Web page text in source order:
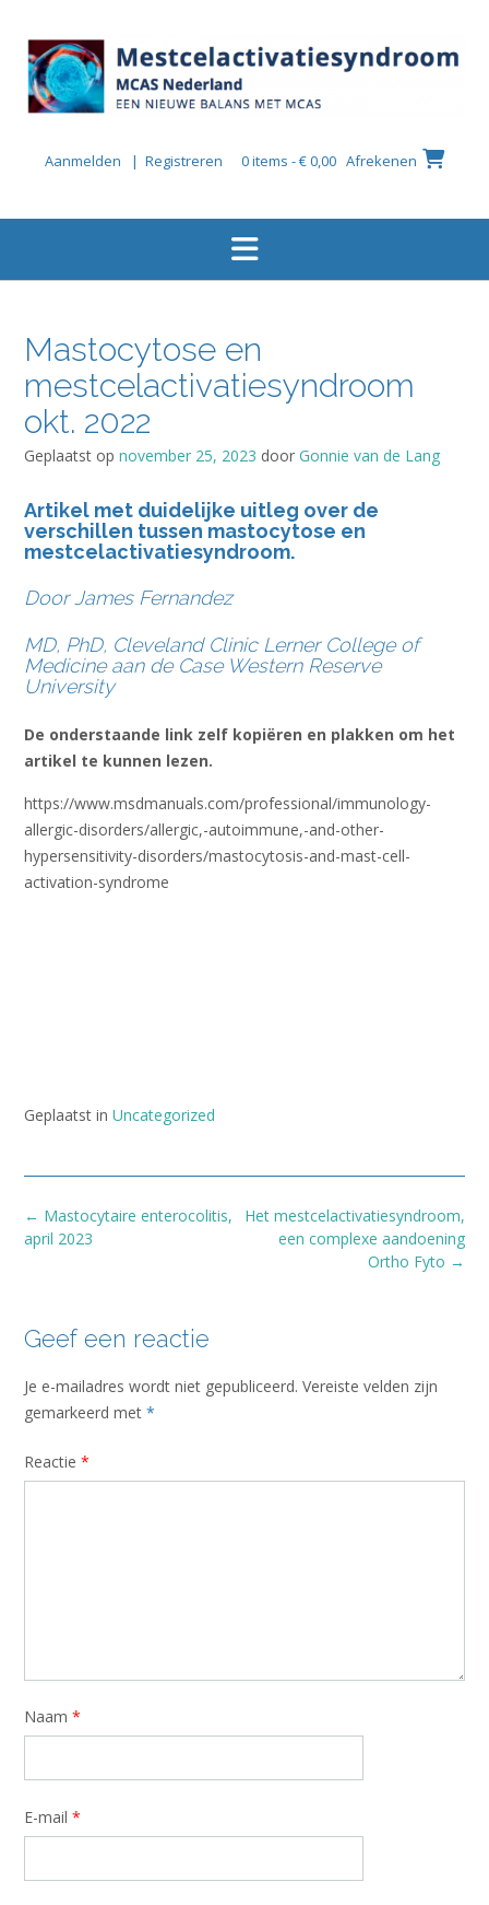
inhoud
Aanmelden | Registreren 0 items - € 0,00 Afrekenen
Mastocytose en
mestcelactivatiesyndroom
okt. 2022
Geplaatst op november 25, 2023 door Gonnie van de Lang
Artikel met duidelijke uitleg over de
verschillen tussen mastocytose en
mestcelactivatiesyndroom.
Door James Fernandez
MD, PhD, Cleveland Clinic Lerner College of
Medicine aan de Case Western Reserve
University
De onderstaande link zelf kopiëren en plakken om het
artikel te kunnen lezen.
https://www.msdmanuals.com/professional/immunology-
allergic-disorders/allergic,-autoimmune,-and-other-
hypersensitivity-disorders/mastocytosis-and-mast-cell-
activation-syndrome
Geplaatst in Uncategorized
Bericht
navigatie
Het mestcelactivatiesyndroom,
een complexe aandoening
Ortho Fyto →
← Mastocytaire enterocolitis,
april 2023
Geef een reactie
Je e-mailadres wordt niet gepubliceerd. Vereiste velden zijn
gemarkeerd met *
Reactie *
Naam *
E-mail *